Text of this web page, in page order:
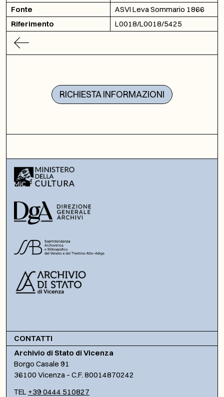
Fonte
ASVI Leva Sommario 1866
Riferimento
L0018/L0018/5425
RICHIESTA INFORMAZIONI
CONTATTI
Archivio di Stato di Vicenza
Borgo Casale 91
36100 Vicenza – C.F. 80014870242
TEL +39 0444 510827